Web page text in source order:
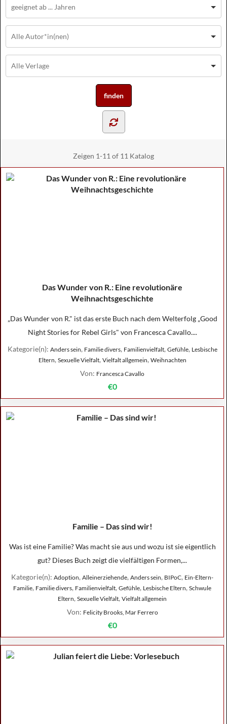
Zeigen 1-11 of 11 Katalog
Das Wunder von R.: Eine revolutionäre
Weihnachtsgeschichte
„Das Wunder von R." ist das erste Buch nach dem Welterfolg „Good
Night Stories for Rebel Girls" von Francesca Cavallo....
Kategorie(n): Anders sein, Familie divers, Familienvielfalt, Gefühle, Lesbische
Eltern, Sexuelle Vielfalt, Vielfalt allgemein, Weihnachten
Von: Francesca Cavallo
€0
Familie – Das sind wir!
Was ist eine Familie? Was macht sie aus und wozu ist sie eigentlich
gut? Dieses Buch zeigt die vielfältigen Formen,...
Kategorie(n): Adoption, Alleinerziehende, Anders sein, BIPoC, Ein-Eltern-
Familie, Familie divers, Familienvielfalt, Gefühle, Lesbische Eltern, Schwule
Eltern, Sexuelle Vielfalt, Vielfalt allgemein
Von: Felicity Brooks, Mar Ferrero
€0